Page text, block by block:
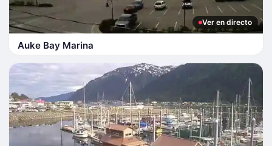
Ver en directo
Auke Bay Marina